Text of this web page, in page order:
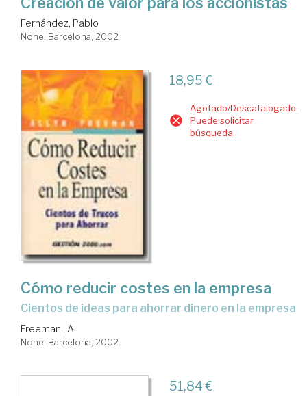
Fernández, Pablo
None. Barcelona, 2002
18,95 €
Agotado/Descatalogado.
Puede solicitar
búsqueda.
Cómo reducir costes en la empresa
cientos de ideas para ahorrar dinero en la empresa
Freeman , A.
None. Barcelona, 2002
51,84 €